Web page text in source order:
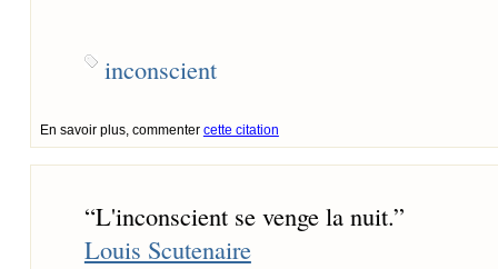
inconscient
En savoir plus, commenter cette citation
“L'inconscient se venge la nuit.”
Louis Scutenaire